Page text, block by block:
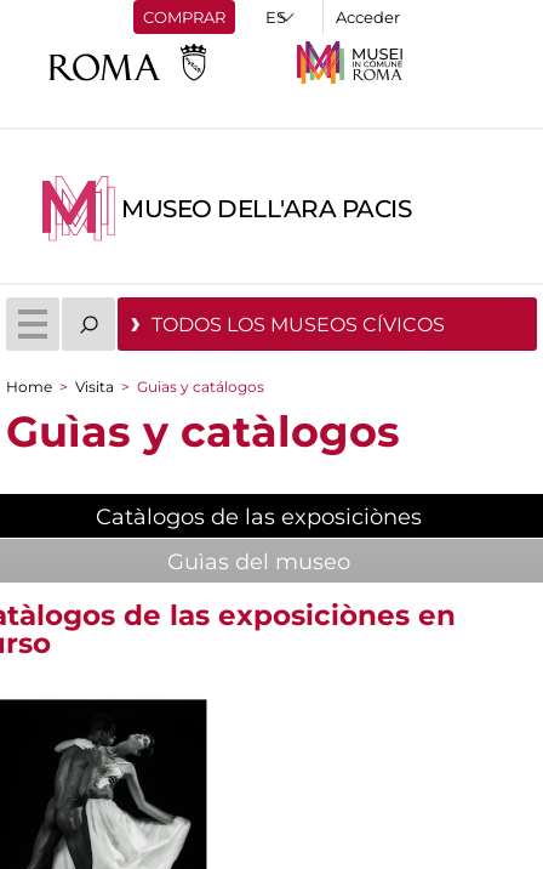
COMPRAR Acceder
MUSEO DELL'ARA PACIS
TODOS LOS MUSEOS CÍVICOS
You are here
Home > Visita > Guias y catálogos
Guìas y catàlogos
Catàlogos de las exposiciònes
Guìas del museo
de las exposiciònes en